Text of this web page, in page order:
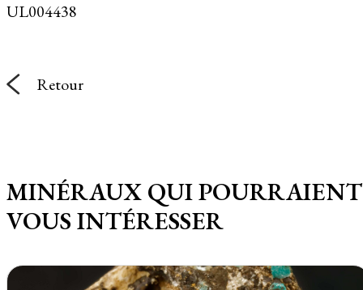
UL004438
Retour
MINÉRAUX QUI POURRAIENT
VOUS INTÉRESSER